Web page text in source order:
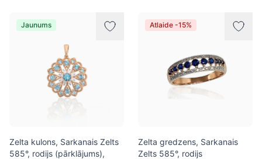
Jaunums
Zelta kulons, Sarkanais Zelts
585°, rodijs (pārklājums),
Atlaide -15%
Zelta gredzens, Sarkanais
Zelts 585°, rodijs